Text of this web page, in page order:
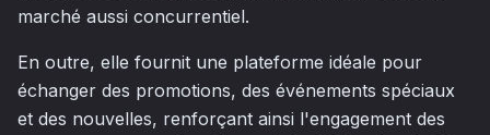
marché aussi concurrentiel.
En outre, elle fournit une plateforme idéale pour
échanger des promotions, des événements spéciaux
et des nouvelles, renforçant ainsi l'engagement des